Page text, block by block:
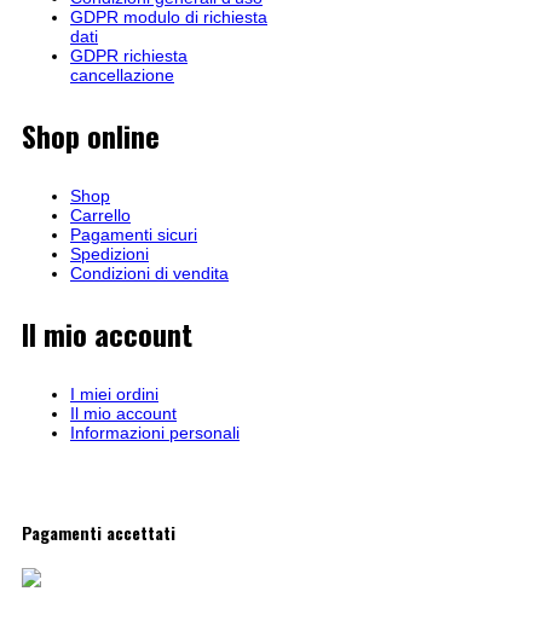
GDPR modulo di richiesta
dati
GDPR richiesta
cancellazione
Shop online
Shop
Carrello
Pagamenti sicuri
Spedizioni
Condizioni di vendita
Il mio account
I miei ordini
Il mio account
Informazioni personali
Pagamenti accettati